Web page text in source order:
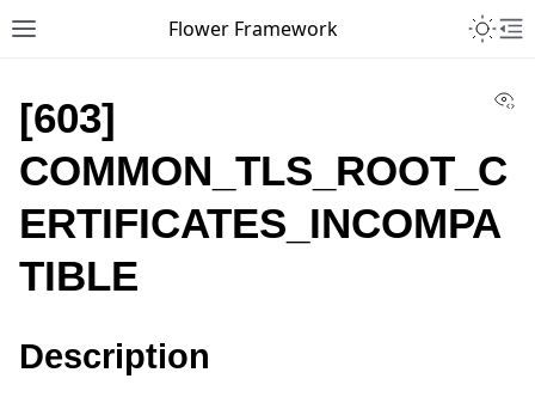
Toggle site navigation sidebar
Flower Framework
[603]
COMMON_TLS_ROOT_C
ERTIFICATES_INCOMPA
TIBLE
Description